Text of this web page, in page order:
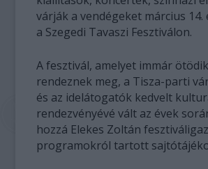
várják a vendégeket március 14.
a Szegedi Tavaszi Fesztiválon.
A fesztivál, amelyet immár
rendeznek meg, a Tisza-parti
és az idelátogatók kedvelt
rendezvényévé vált az évek
hozzá Elekes Zoltán
programokról tartott